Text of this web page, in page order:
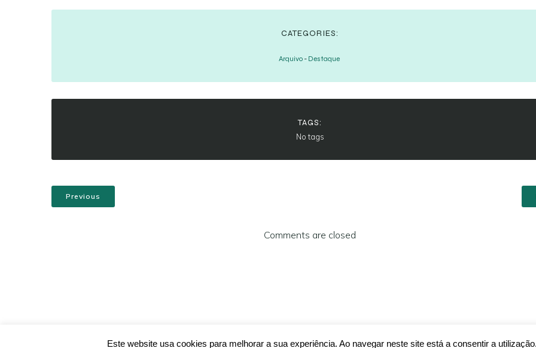
CATEGORIES:
Arquivo - Destaque
TAGS:
No tags
Previous
Comments are closed
© 2026 Santa Casa da Misericórdia de Vila Nova de Cerveira. Created with ❤
Este website usa cookies para melhorar a sua experiência. Ao navegar neste site está a consentir a utilização.